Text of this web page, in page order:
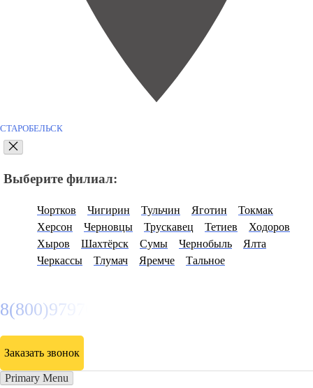
СТАРОБЕЛЬСК
Выберите филиал:
Чортков Чигирин Тульчин Яготин
Токмак
Херсон
Черновцы Трускавец Тетиев
Ходоров
Хыров
Шахтёрск Сумы Чернобыль
Ялта
Черкассы
Тлумач Яремче Тальное
8(800)9797043
Заказать звонок
Primary Menu